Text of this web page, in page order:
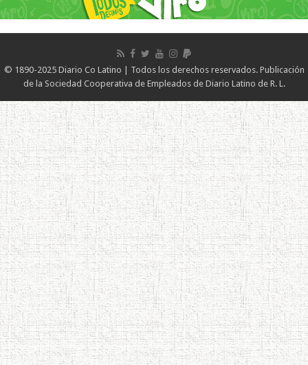
© 1890-2025 Diario Co Latino | Todos los derechos reservados. Publicación
de la Sociedad Cooperativa de Empleados de Diario Latino de R. L.